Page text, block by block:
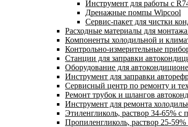
Инструмент для работы с
Дренажные помпы Wipcool
Сервис-пакет для чистки
Расходные материалы для
Компоненты холодильной и
Контрольно-измерительные
Станции для заправки
Оборудование для
Инструмент для заправки
Сервисный центр по ремонту и
Ремонт трубок и шлангов
Инструмент для ремонта
Этиленгликоль, раствор 34-65% с
Пропиленгликоль, раствор 25-